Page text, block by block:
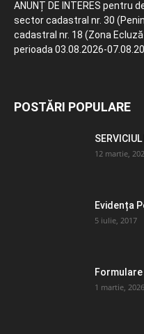
ANUNȚ DE INTERES pentru
sector cadastral nr. 30
cadastral nr. 18 (Zona
perioada 03.08.2026-
POSTĂRI POPULARE
12 martie,
Evidența
5 iulie, 2017
Formulare
1 martie, 2026